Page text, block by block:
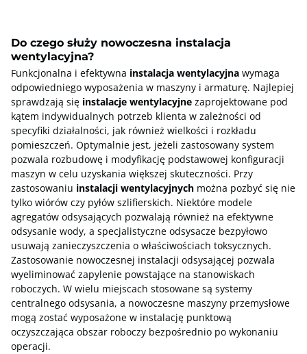
Do czego służy nowoczesna instalacja
wentylacyjna?
Funkcjonalna i efektywna instalacja wentylacyjna wymaga
odpowiedniego wyposażenia w maszyny i armaturę. Najlepiej
sprawdzają się instalacje wentylacyjne zaprojektowane pod
kątem indywidualnych potrzeb klienta w zależności od
specyfiki działalności, jak również wielkości i rozkładu
pomieszczeń. Optymalnie jest, jeżeli zastosowany system
pozwala rozbudowę i modyfikację podstawowej konfiguracji
maszyn w celu uzyskania większej skuteczności. Przy
zastosowaniu instalacji wentylacyjnych można pozbyć się nie
tylko wiórów czy pyłów szlifierskich. Niektóre modele
agregatów odsysających pozwalają również na efektywne
odsysanie wody, a specjalistyczne odsysacze bezpyłowo
usuwają zanieczyszczenia o właściwościach toksycznych.
Zastosowanie nowoczesnej instalacji odsysającej pozwala
wyeliminować zapylenie powstające na stanowiskach
roboczych. W wielu miejscach stosowane są systemy
centralnego odsysania, a nowoczesne maszyny przemysłowe
mogą zostać wyposażone w instalację punktową
oczyszczająca obszar roboczy bezpośrednio po wykonaniu
operacji.